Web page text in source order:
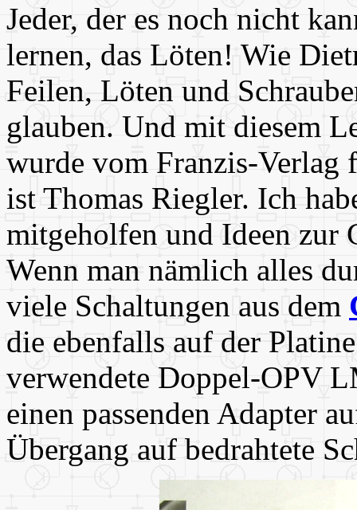
Jeder, der es noch nicht
lernen, das Löten! Wie
Feilen, Löten und
glauben. Und mit diesem
wurde vom Franzis-
ist Thomas Riegler. Ich
mitgeholfen und Ideen zur
Wenn man nämlich alles
viele Schaltungen aus dem
die ebenfalls auf der
verwendete Doppel-OPV
einen passenden Adapter
Übergang auf bedrahtete